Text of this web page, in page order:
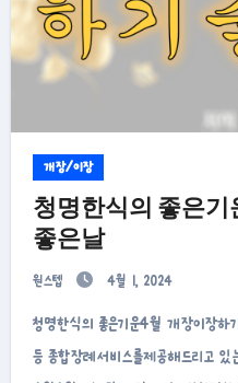
개장/이장
청명한식의 좋은
좋은날
원스텝 4월 1, 2024
청명한식의 좋은기운4월 개장이장하기 좋은날안녕하십니까장례와 장지 장묘
등 종합장례서비스를제공해드리고